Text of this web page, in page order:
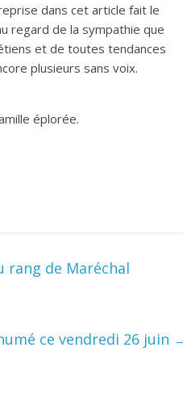
dans cet article fait le
regard de la sympathie que
et de toutes tendances
plusieurs sans voix.
éplorée.
rang de Maréchal
ce vendredi 26 juin